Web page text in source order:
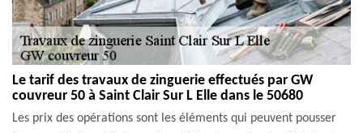
Le tarif des travaux de zinguerie effectués par GW
couvreur 50 à Saint Clair Sur L Elle dans le 50680
Les prix des opérations sont les éléments qui peuvent pousser